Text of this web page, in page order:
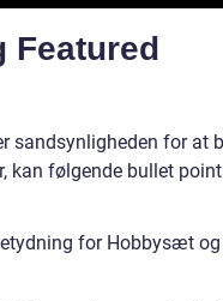
Featured
sandsynligheden for at
kan følgende bullet
for Hobbysæt og